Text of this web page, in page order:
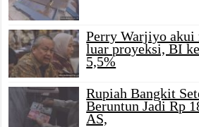
Perry Warjiyo akui
luar proyeksi, BI
5,5%
Rupiah Bangkit
Beruntun Jadi Rp
AS,